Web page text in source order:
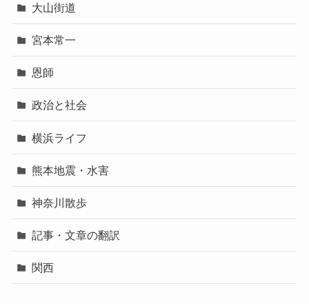
大山街道
宮本常一
恩師
政治と社会
横浜ライフ
熊本地震・水害
神奈川散歩
記事・文章の翻訳
関西